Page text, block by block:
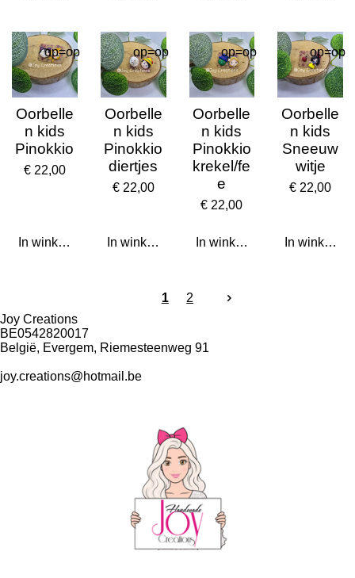
op=op
Oorbelle
n kids
Pinokkio
€ 22,00
In winkelwagen
op=op
Oorbelle
n kids
Pinokkio
diertjes
€ 22,00
In winkelwagen
op=op
Oorbelle
n kids
Pinokkio
krekel/fe
e
€ 22,00
In winkelwagen
op=op
Oorbelle
n kids
Sneeuw
witje
€ 22,00
In
1
2
Joy Creations
BE0542820017
België, Evergem, Riemesteenweg 91
joy.creations@hotmail.be